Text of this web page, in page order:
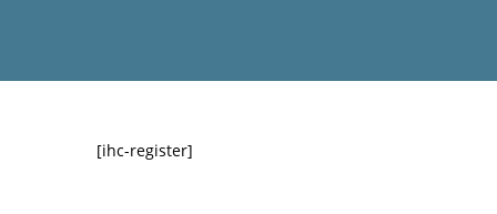
[ihc-register]